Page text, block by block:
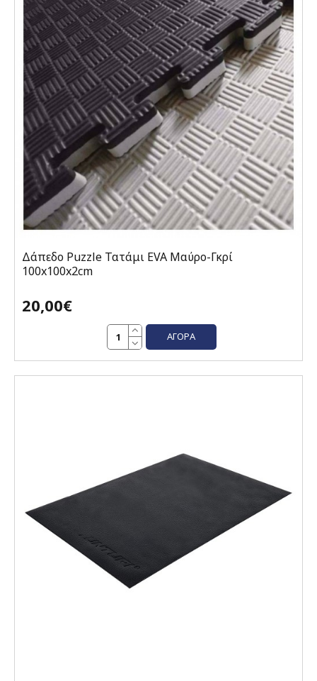
Δάπεδο Puzzle Τατάμι EVA Μαύρο-Γκρί
100x100x2cm
20,00€
ΑΓΟΡΆ